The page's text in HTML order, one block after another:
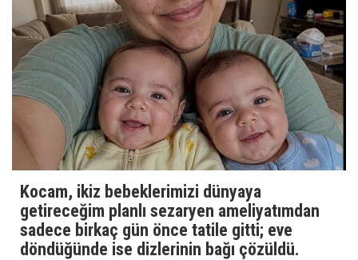
Kocam, ikiz bebeklerimizi dünyaya
getireceğim planlı sezaryen ameliyatımdan
sadece birkaç gün önce tatile gitti; eve
döndüğünde ise dizlerinin bağı çözüldü.